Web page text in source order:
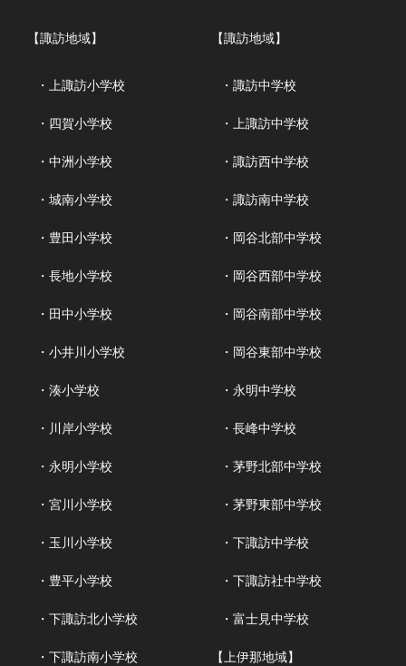
【諏訪地域】
・上諏訪小学校
・四賀小学校
・中洲小学校
・城南小学校
・豊田小学校
・長地小学校
・田中小学校
・小井川小学校
・湊小学校
・川岸小学校
・永明小学校
・宮川小学校
・玉川小学校
・豊平小学校
・下諏訪北小学校
・下諏訪南小学校
【諏訪地域】
・諏訪中学校
・上諏訪中学校
・諏訪西中学校
・諏訪南中学校
・岡谷北部中学校
・岡谷西部中学校
・岡谷南部中学校
・岡谷東部中学校
・永明中学校
・長峰中学校
・茅野北部中学校
・茅野東部中学校
・下諏訪中学校
・下諏訪社中学校
・富士見中学校
【上伊那地域】